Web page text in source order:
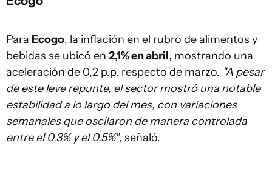
Para Ecogo, la inflación en el rubro de alimentos y
bebidas se ubicó en 2,1% en abril, mostrando una
aceleración de 0,2 p.p. respecto de marzo. "A pesar
de este leve repunte, el sector mostró una notable
estabilidad a lo largo del mes, con variaciones
semanales que oscilaron de manera controlada
entre el 0,3% y el 0,5%", señaló.